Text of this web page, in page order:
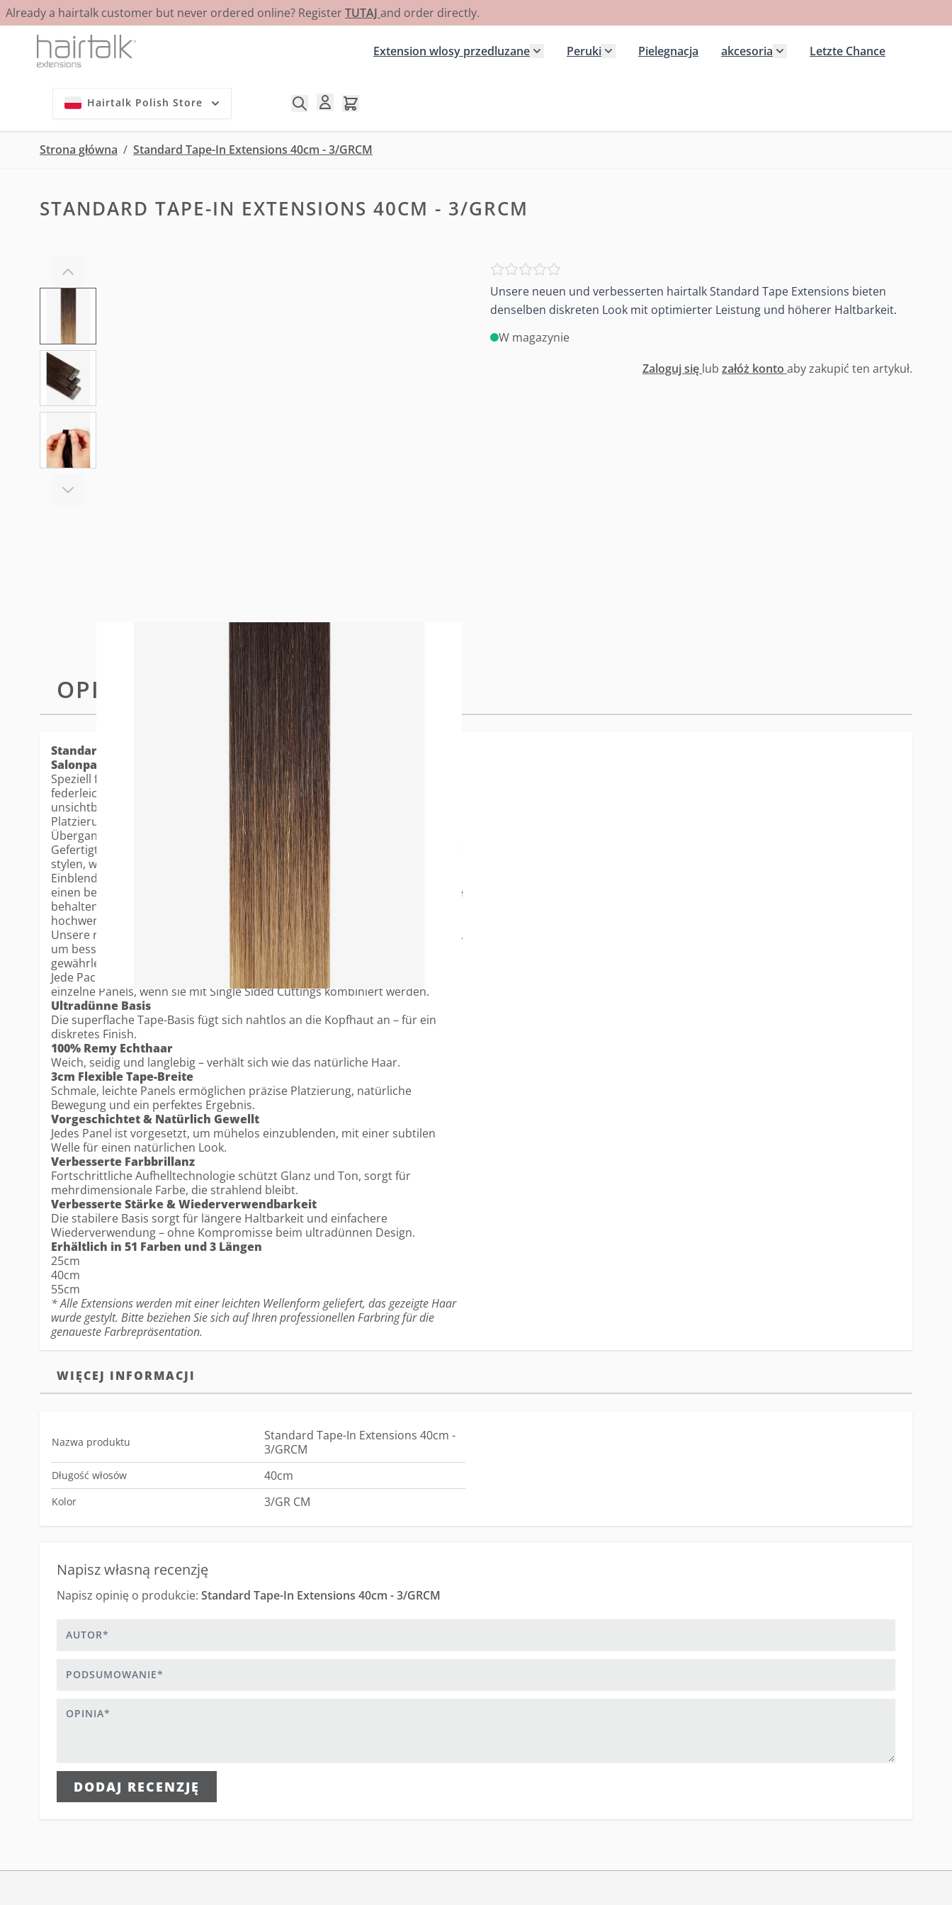
Already a hairtalk customer but never ordered online? RegisterTUTAJ and order directly.
Przejdź do treści
Extension wlosy przedluzane
Peruki
Pielegnacja
akcesoria
Letzte Chance
Hairtalk Polish Store
Strona główna / Standard Tape-In Extensions 40cm - 3/GRCM
STANDARD TAPE-IN EXTENSIONS 40CM - 3/GRCM
Unsere neuen und verbesserten hairtalk Standard Tape Extensions bieten
denselben diskreten Look mit optimierter Leistung und höherer Haltbarkeit.
W magazynie
Zaloguj się lub załóż konto aby zakupić ten artykuł.
OPIS STANDARD TAPE-IN EXTENSIONS 40CM - 3/GRCM
Standard Tape-in Extensions - die beliebteste Methode unserer
Salonpartner.
Speziell für feines Haar und eine nahtlose Anwendung entwickelt, liegt die
federleichte, ultradünne Basis flach auf der Kopfhaut und sorgt so für ein
unsichtbares Finish. Die 3cm breite Klebefläche ermöglicht eine flexible
Platzierung und gewährleistet natürliche Bewegung sowie einen makellosen
Übergang.
Gefertigt aus 100% Remy Echthaar, lassen sich die Tapes wie das eigene Haar
stylen, waschen und pflegen. Die vorgeschichteten Strähnen erleichtern das
Einblenden und Stylen und verfügen über eine leichte natürliche Welle für
einen besonders realistischen Look. Dank fortschrittlicher Aufhelltechnologie
behalten die Farben ihren Glanz und ihre Leuchtkraft für ein dauerhaft
hochwertiges Erscheinungsbild.
Unsere neuen, verbesserten Tapes wurden in ihrer Struktur weiter optimiert,
um bessere Haltbarkeit und zuverlässige Wiederverwendung zu
gewährleisten – bei gleichbleibend ultradünnem Design.
Jede Packung enthält 12 Tapes, ausreichend für 6 Sandwiches oder 12
einzelne Panels, wenn sie mit Single Sided Cuttings kombiniert werden.
Ultradünne Basis
Die superflache Tape-Basis fügt sich nahtlos an die Kopfhaut an – für ein
diskretes Finish.
100% Remy Echthaar
Weich, seidig und langlebig – verhält sich wie das natürliche Haar.
3cm Flexible Tape-Breite
Schmale, leichte Panels ermöglichen präzise Platzierung, natürliche
Bewegung und ein perfektes Ergebnis.
Vorgeschichtet & Natürlich Gewellt
Jedes Panel ist vorgesetzt, um mühelos einzublenden, mit einer subtilen
Welle für einen natürlichen Look.
Verbesserte Farbbrillanz
Fortschrittliche Aufhelltechnologie schützt Glanz und Ton, sorgt für
mehrdimensionale Farbe, die strahlend bleibt.
Verbesserte Stärke & Wiederverwendbarkeit
Die stabilere Basis sorgt für längere Haltbarkeit und einfachere
Wiederverwendung – ohne Kompromisse beim ultradünnen Design.
Erhältlich in 51 Farben und 3 Längen
25cm
40cm
55cm
* Alle Extensions werden mit einer leichten Wellenform geliefert, das gezeigte Haar
wurde gestylt. Bitte beziehen Sie sich auf Ihren professionellen Farbring für die
genaueste Farbrepräsentation.
WIĘCEJ INFORMACJI
Nazwa produktu
Standard Tape-In Extensions 40cm -
3/GRCM
Długość włosów 40cm
Kolor 3/GR CM
Napisz własną recenzję
Napisz opinię o produkcie: Standard Tape-In Extensions 40cm - 3/GRCM
DODAJ RECENZJĘ